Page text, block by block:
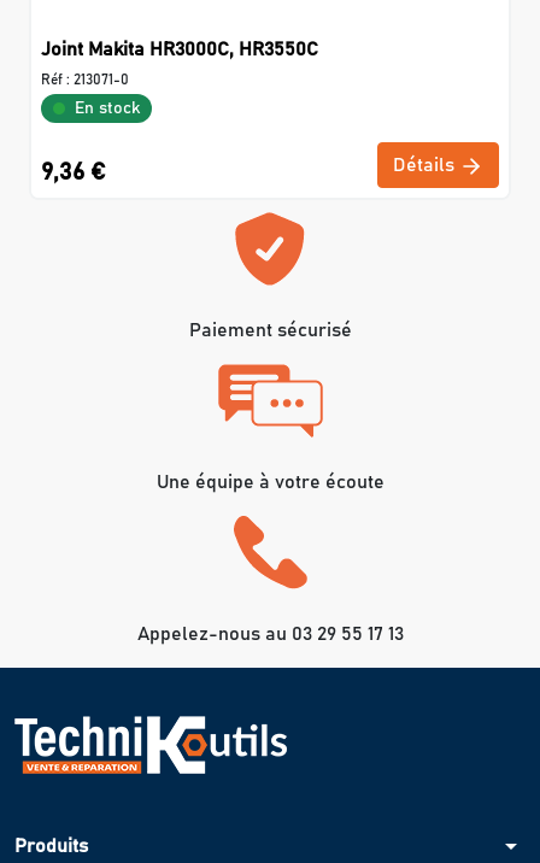
Joint Makita HR3000C, HR3550C
Réf : 213071-0
En stock
9,36 € Détails
Paiement sécurisé
Une équipe à votre écoute
Appelez-nous au 03 29 55 17 13
Produits arrow_drop_down